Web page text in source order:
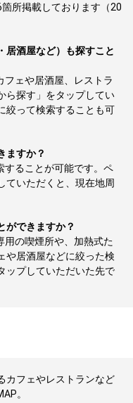
所掲載しております（20
居酒屋など）も探すこと
フェや居酒屋、レストラ
ら探す」をタップしてい
絞って検索することも可
ますか？
することが可能です。ペ
ていただくと、現在地周
ができますか？
用の喫煙所や、加熱式た
や居酒屋などに絞った検
ップしていただいた先で
カフェやレストランなど
。